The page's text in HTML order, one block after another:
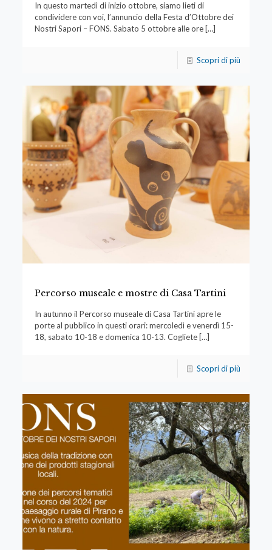
In questo martedì di inizio ottobre, siamo lieti di
condividere con voi, l’annuncio della Festa d’Ottobre dei
Nostri Sapori – FONS. Sabato 5 ottobre alle ore[…]
Scopri di più
Percorso museale e mostre di Casa Tartini
In autunno il Percorso museale di Casa Tartini apre le
porte al pubblico in questi orari: mercoledì e venerdì 15-
18, sabato 10-18 e domenica 10-13. Cogliete[…]
Scopri di più